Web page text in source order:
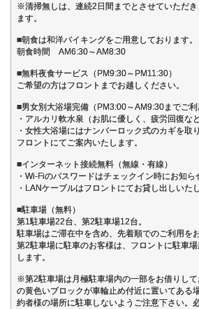
※清掃無しは、連続2日間までとさせていただ
ます。
■朝食は和洋バイキングをご用意しております。
朝食時間 AM6:30～AM8:30
■無料夜食サービス（PM9:30～PM11:30）
ご希望の方はフロントまでお越しください。
■男女別大浴場完備（PM3:00～AM9:30までご利
・アルカリ軟水泉（お肌に優しく、疲労回復な
・女性大浴場にはナンバーロック式のカギを取
フロントにてご案内いたします。
■インターネット接続無料（無線・有線）
・Wi-Fiのパスワードはチェックイン時にお知ら
・LANケーブルはフロントにてお貸し出しいた
■駐車場（無料）
第1駐車場22台、第2駐車場12台。
駐車場はご滞在中を含め、先着順でのご利用を
第2駐車場に駐車のお客様は、フロントに駐車
します。
※第2駐車場は月極駐車場内の一部をお借りし
の黄色いブロックが車輪止め付近に置いてある
約者様の場所に駐車しないようご注意下さい。